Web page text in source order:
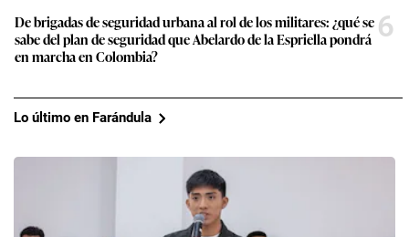
De brigadas de seguridad urbana al rol de los militares: ¿qué se
sabe del plan de seguridad que Abelardo de la Espriella pondrá
en marcha en Colombia?
6
Lo último en Farándula